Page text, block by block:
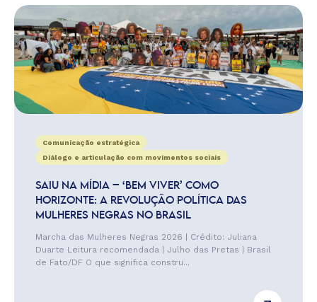
Comunicação estratégica
Diálogo e articulação com movimentos sociais
SAIU NA MÍDIA – ‘BEM VIVER’ COMO
HORIZONTE: A REVOLUÇÃO POLÍTICA DAS
MULHERES NEGRAS NO BRASIL
Marcha das Mulheres Negras 2026 | Crédito: Juliana
Duarte Leitura recomendada | Julho das Pretas | Brasil
de Fato/DF O que significa constru...